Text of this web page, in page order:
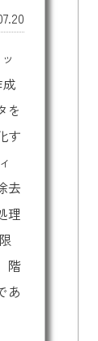
を
す
去
理
階
あ